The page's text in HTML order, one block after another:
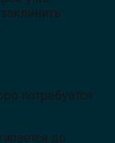
потребуется
до